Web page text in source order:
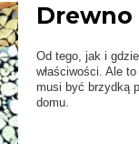
Od tego, jak i
właściwości. Ale
musi być brzydką
domu.